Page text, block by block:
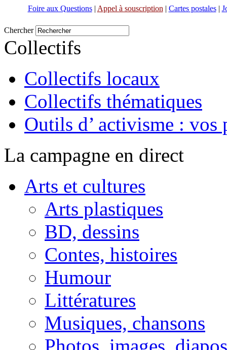
Foire aux Questions| Appel à souscription | Cartes postales|
Chercher
Collectifs
Collectifs locaux
Collectifs thématiques
Outils d’ activisme : vos
La campagne en direct
Arts et cultures
Arts plastiques
BD, dessins
Contes, histoires
Humour
Littératures
Musiques, chansons